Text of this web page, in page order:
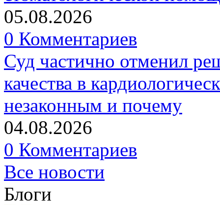
05.08.2026
0 Комментариев
Суд частично отменил
качества в
незаконным и почему
04.08.2026
0 Комментариев
Все новости
Блоги